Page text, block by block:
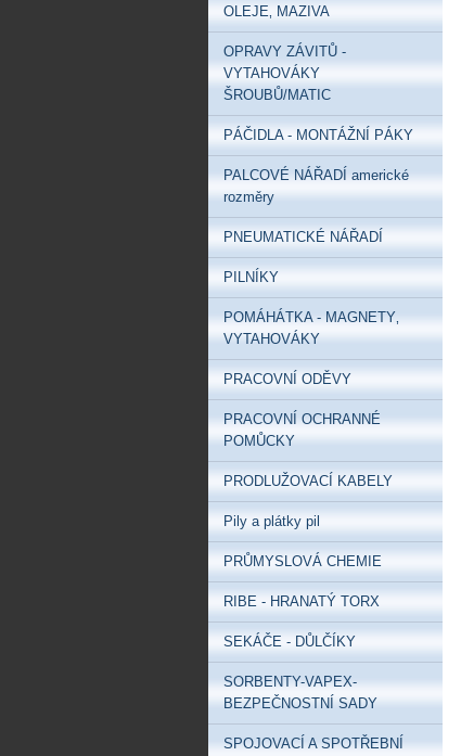
OLEJE‚ MAZIVA
OPRAVY ZÁVITŮ -
VYTAHOVÁKY
ŠROUBŮ/MATIC
PÁČIDLA - MONTÁŽNÍ PÁKY
PALCOVÉ NÁŘADÍ americké
rozměry
PNEUMATICKÉ NÁŘADÍ
PILNÍKY
POMÁHÁTKA - MAGNETY‚
VYTAHOVÁKY
PRACOVNÍ ODĚVY
PRACOVNÍ OCHRANNÉ
POMŮCKY
PRODLUŽOVACÍ KABELY
Pily a plátky pil
PRŮMYSLOVÁ CHEMIE
RIBE - HRANATÝ TORX
SEKÁČE - DŮLČÍKY
SORBENTY-VAPEX-
BEZPEČNOSTNÍ SADY
SPOJOVACÍ A SPOTŘEBNÍ